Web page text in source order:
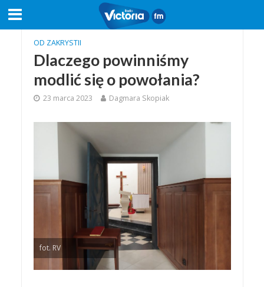
OD ZAKRYSTII
Dlaczego powinniśmy
modlić się o powołania?
23 marca 2023 Dagmara Skopiak
fot. RV